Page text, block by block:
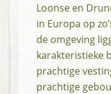
Loonse en
in Europa op
de omgeving
karakteristieke
prachtige
prachtige